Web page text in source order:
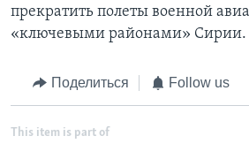
прекратить полеты военной
«ключевыми районами» Сирии.
Поделиться Follow us
This item is part of